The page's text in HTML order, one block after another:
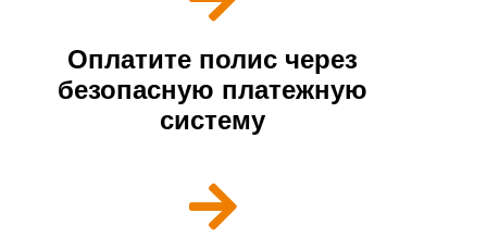
Оплатите полис через
безопасную платежную
систему